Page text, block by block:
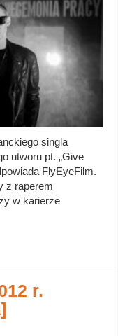
singla
utworu pt. „Give
FlyEyeFilm.
z raperem
w karierze
r.